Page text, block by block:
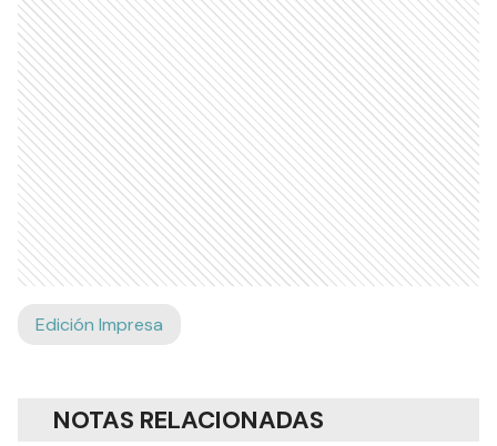
Edición Impresa
NOTAS RELACIONADAS